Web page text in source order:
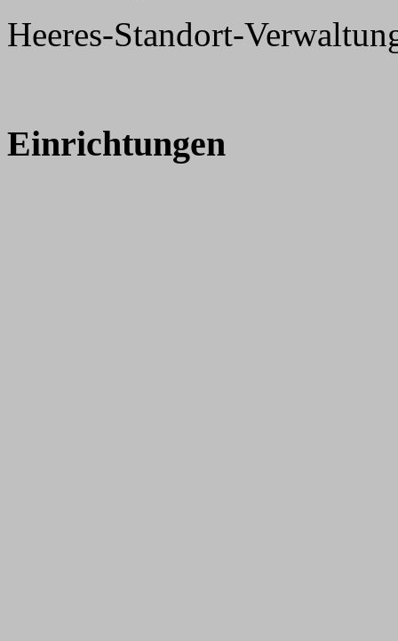
Heeres-Standort-
Einrichtungen